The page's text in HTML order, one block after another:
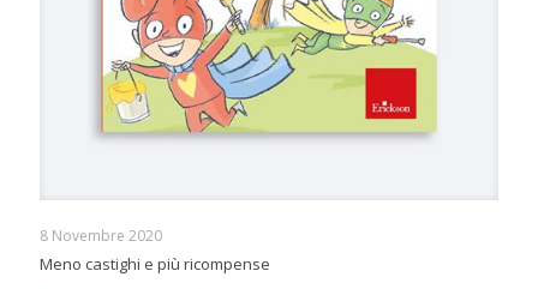
8 Novembre 2020
Meno castighi e più ricompense